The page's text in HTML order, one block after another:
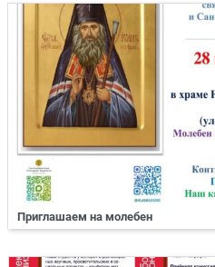
Приглашаем на молебен